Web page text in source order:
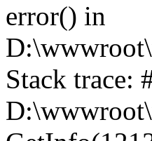
error() in
Stack trace: